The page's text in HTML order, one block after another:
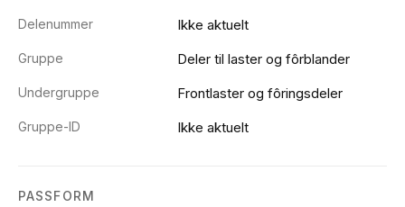
Delenummer Ikke aktuelt
Gruppe Deler til laster og fôrblander
Undergruppe Frontlaster og fôringsdeler
Gruppe-ID Ikke aktuelt
PASSFORM